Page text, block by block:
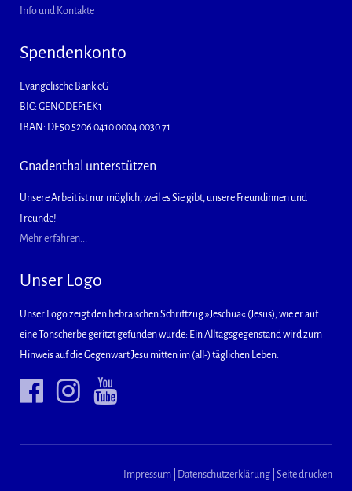
Info und Kontakte
Spendenkonto
Evangelische Bank eG
BIC: GENODEF1EK1
IBAN: DE50 5206 0410 0004 0030 71
Gnadenthal unterstützen
Unsere Arbeit ist nur möglich, weil es Sie gibt, unsere Freundinnen und
Freunde!
Mehr erfahren...
Unser Logo
Unser Logo zeigt den hebräischen Schriftzug »Jeschua« (Jesus), wie er auf
eine Tonscherbe geritzt gefunden wurde: Ein Alltagsgegenstand wird zum
Hinweis auf die Gegenwart Jesu mitten im (all-) täglichen Leben.
Impressum Datenschutzerklärung Seite drucken